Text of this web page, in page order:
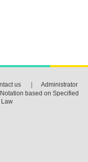
us｜ Administrator
Notation based on Specified